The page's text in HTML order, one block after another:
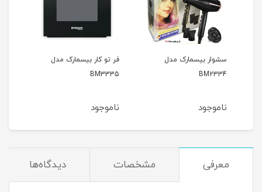
سشوار بیسمارک مدل
BM2334
ناموجود
فر تو کار بیسمارک مدل
BM3335
ناموجود
معرفی مشخصات دیدگاه‌ها